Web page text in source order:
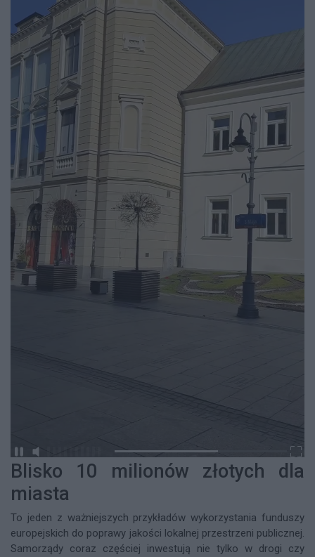
Blisko 10 milionów złotych dla
miasta
To jeden z ważniejszych przykładów wykorzystania funduszy
europejskich do poprawy jakości lokalnej przestrzeni publicznej.
Samorządy coraz częściej inwestują nie tylko w drogi czy